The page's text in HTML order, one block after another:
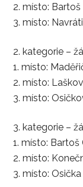
místo: Bartoš
místo:
kategorie –
místo:
místo:
místo:
kategorie –
místo: Bartoš
místo:
místo: